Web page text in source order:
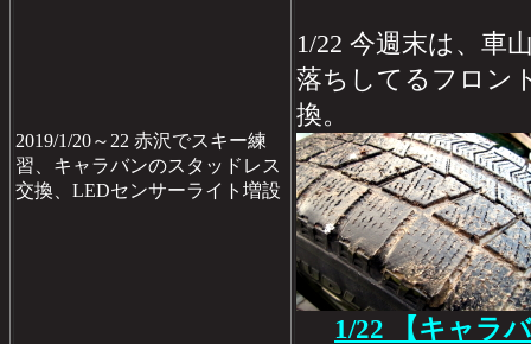
2019/1/20～22 赤沢でスキー練
習、キャラバンのスタッドレス
交換、LEDセンサーライト増設
1/22 今週末は、車
落ちしてるフロン
換。
1/22 【キャラ